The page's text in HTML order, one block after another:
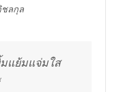
ชลกุล
แย้มแจ่มใส